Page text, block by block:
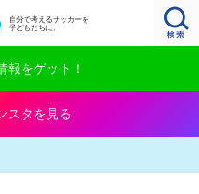
自分で考えるサッカーを
子どもたちに。
報をゲット！
スタを見る